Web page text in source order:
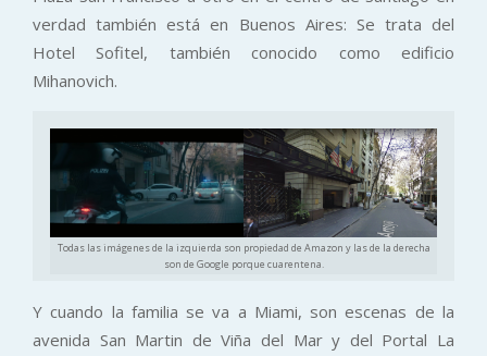
verdad también está en Buenos Aires: Se trata del
Hotel Sofitel, también conocido como edificio
Mihanovich.
Todas las imágenes de la izquierda son propiedad de Amazon y las de la derecha
son de Google porque cuarentena.
Y cuando la familia se va a Miami, son escenas de la
avenida San Martin de Viña del Mar y del Portal La